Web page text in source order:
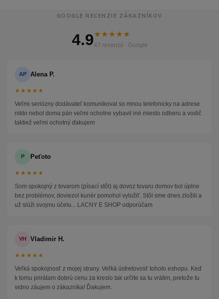
GOOGLE RECENZIE ZÁKAZNÍKOV
4.9★★★★★
47 recenzií · Google
AP Alena P.
★★★★★
Veľmi seriózny dodávateľ komunikoval so mnou telefonicky na adrese
nikto nebol doma pán veľmi ochotne vybavil iné miesto odberu a vodič
taktiež veľmi ochotný ďakujem
P Peťoto
★★★★★
Som spokojný z tovarom (písací stôl) aj dovoz tovaru domov bol úplne
bez problémov, doviezol kuriér pomohol vyložiť. Stôl sme dnes zložili a
už slúži svojmu účelu... LACNY E SHOP odporúčam
VH Vladimir H.
★★★★★
Veľká spokojnosť z mojej strany. Veľká ústretovosť tohoto eshopu. Keď
k tomu prirátam dobrú cenu za kreslo tak určite sa tu vrátim, pretože tu
vidno záujem o zákazníka! Ďakujem.